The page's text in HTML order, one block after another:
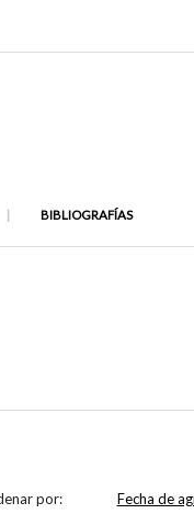
BIBLIOGRAFÍAS
por: Fecha de